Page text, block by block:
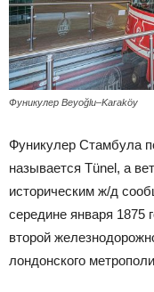
Фуникулер Beyoğlu–Karaköy
Фуникулер Стамбула
называется Tünel, а
историческим ж/д
середине января 1875
второй
лондонского